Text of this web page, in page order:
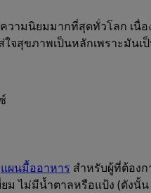
วามนิยมมากที่สุดทั่วโลก เนื่
จสุขภาพเป็นหลักเพราะมันเ
แผนมื้ออาหาร สำหรับผู้ที่ต้อง
ม ไม่มีน้ำตาลหรือแป้ง (ดังนั้